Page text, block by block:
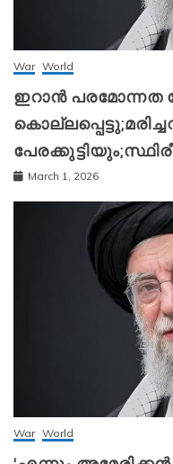
War World
ഇറാന്‍ പരമോന്നത
March 1, 2026
War World